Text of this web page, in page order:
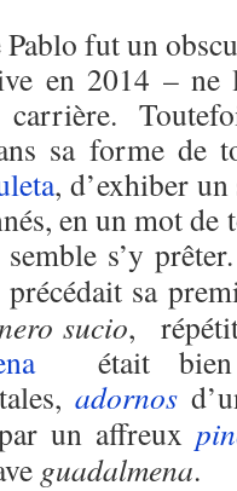
fut un
en 2014 – ne
sa forme de
, d’exhiber
en un mot de
semble s’y
sa
sucio,
était bien
adornos
un affreux
guadalmena.